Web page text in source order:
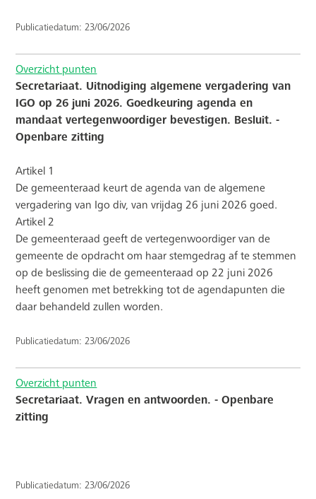
Publicatiedatum: 23/06/2026
Overzicht punten
Secretariaat. Uitnodiging algemene vergadering van
IGO op 26 juni 2026. Goedkeuring agenda en
mandaat vertegenwoordiger bevestigen. Besluit. -
Openbare zitting
Artikel 1
De gemeenteraad keurt de agenda van de algemene
vergadering van Igo div, van vrijdag 26 juni 2026 goed.
Artikel 2
De gemeenteraad geeft de vertegenwoordiger van de
gemeente de opdracht om haar stemgedrag af te stemmen
op de beslissing die de gemeenteraad op 22 juni 2026
heeft genomen met betrekking tot de agendapunten die
daar behandeld zullen worden.
Publicatiedatum: 23/06/2026
Overzicht punten
Secretariaat. Vragen en antwoorden. - Openbare
zitting
Publicatiedatum: 23/06/2026